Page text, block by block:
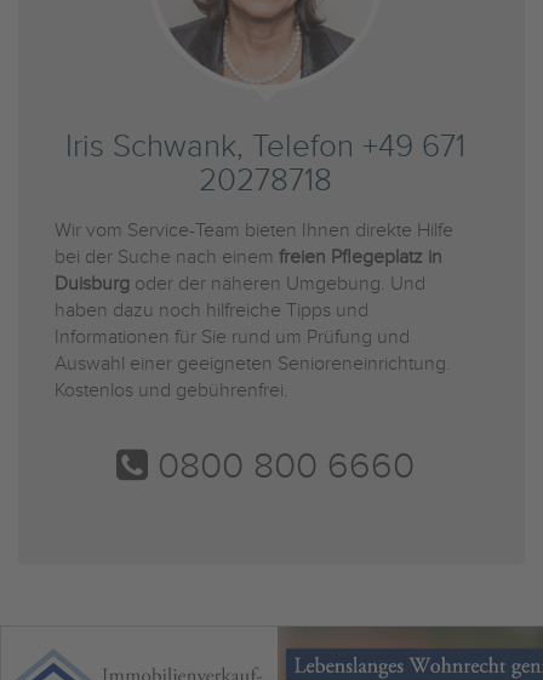
Iris Schwank, Telefon +49 671
20278718
Wir vom Service-Team bieten Ihnen direkte Hilfe
bei der Suche nach einem freien Pflegeplatz in
Duisburg oder der näheren Umgebung. Und
haben dazu noch hilfreiche Tipps und
Informationen für Sie rund um Prüfung und
Auswahl einer geeigneten Senioreneinrichtung.
Kostenlos und gebührenfrei.
0800 800 6660